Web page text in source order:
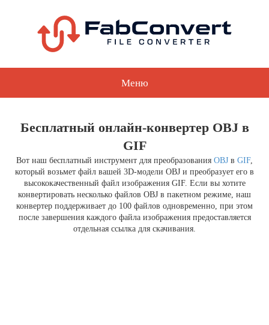
Меню
Бесплатный онлайн-конвертер OBJ в
GIF
Вот наш бесплатный инструмент для преобразования OBJ в GIF,
который возьмет файл вашей 3D-модели OBJ и преобразует его в
высококачественный файл изображения GIF. Если вы хотите
конвертировать несколько файлов OBJ в пакетном режиме, наш
конвертер поддерживает до 100 файлов одновременно, при этом
после завершения каждого файла изображения предоставляется
отдельная ссылка для скачивания.